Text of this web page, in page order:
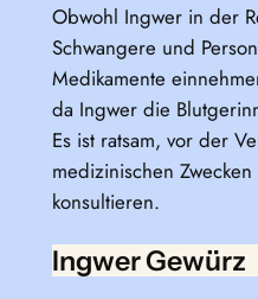
Obwohl Ingwer in der
Schwangere und
Medikamente
da Ingwer die
Es ist ratsam, vor der
medizinischen
konsultieren.
Ingwer Gewürz